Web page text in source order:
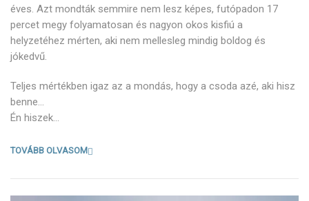
éves. Azt mondták semmire nem lesz képes, futópadon 17
percet megy folyamatosan és nagyon okos kisfiú a
helyzetéhez mérten, aki nem mellesleg mindig boldog és
jókedvű.
Teljes mértékben igaz az a mondás, hogy a csoda azé, aki hisz
benne…
Én hiszek…
TOVÁBB OLVASOM